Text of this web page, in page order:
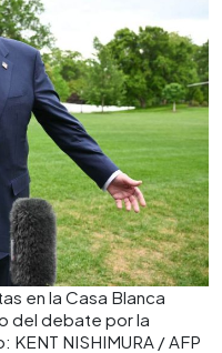
en la Casa Blanca
del debate por la
NISHIMURA / AFP